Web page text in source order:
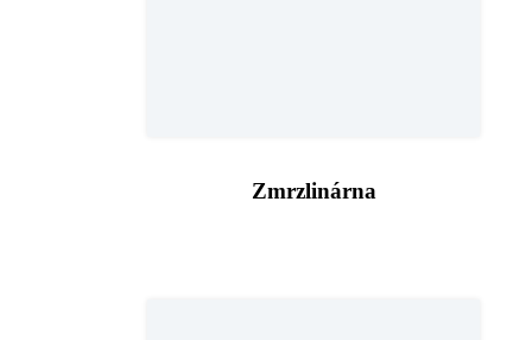
Zmrzlinárna